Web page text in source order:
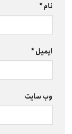
نام*
ایمیل*
وب‌ سایت